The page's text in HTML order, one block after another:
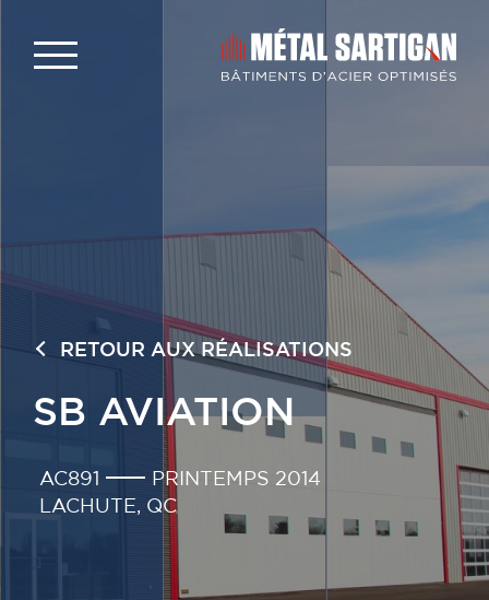
RETOUR AUX RÉALISATIONS
SB AVIATION
AC891
PRINTEMPS 2014
LACHUTE, QC